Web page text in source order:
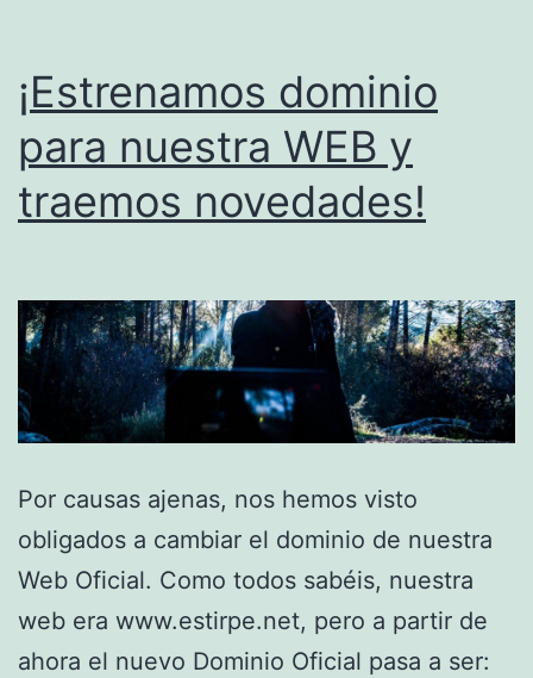
¡Estrenamos dominio
para nuestra WEB y
traemos novedades!
Por causas ajenas, nos hemos visto
obligados a cambiar el dominio de nuestra
Web Oficial. Como todos sabéis, nuestra
web era www.estirpe.net, pero a partir de
ahora el nuevo Dominio Oficial pasa a ser: